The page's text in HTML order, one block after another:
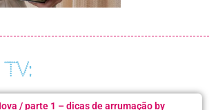
/ parte 1 – dicas de arrumação by